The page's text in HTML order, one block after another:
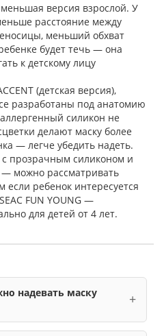
версия взрослой. У
расстояние между
меньший обхват
будет течь — она
к детскому лицу
(детская версия),
разработаны под анатомию
силикон не
делают маску более
— легче убедить надеть.
прозрачным силиконом и
можно рассматривать
ребенок интересуется
FUN YOUNG —
для детей от 4 лет.
надевать маску